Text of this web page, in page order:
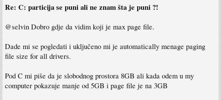
Re: C: particija se puni ali ne znam šta je puni ?!
@selvin Dobro gdje da vidim koji je max page file.
Dade mi se pogledati i uključeno mi je automatically menage paging
file size for all drivers.
Pod C mi piše da je slobodnog prostora 8GB ali kada odem u my
computer pokazuje manje od 5GB i page file je na 3GB